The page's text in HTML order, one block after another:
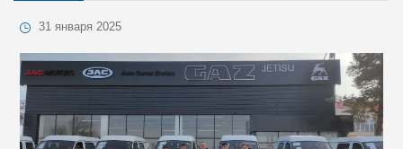
31 января 2025